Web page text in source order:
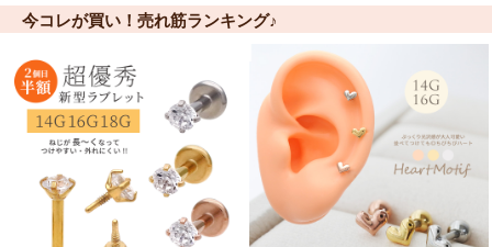
今コレが買い！売れ筋ランキング♪